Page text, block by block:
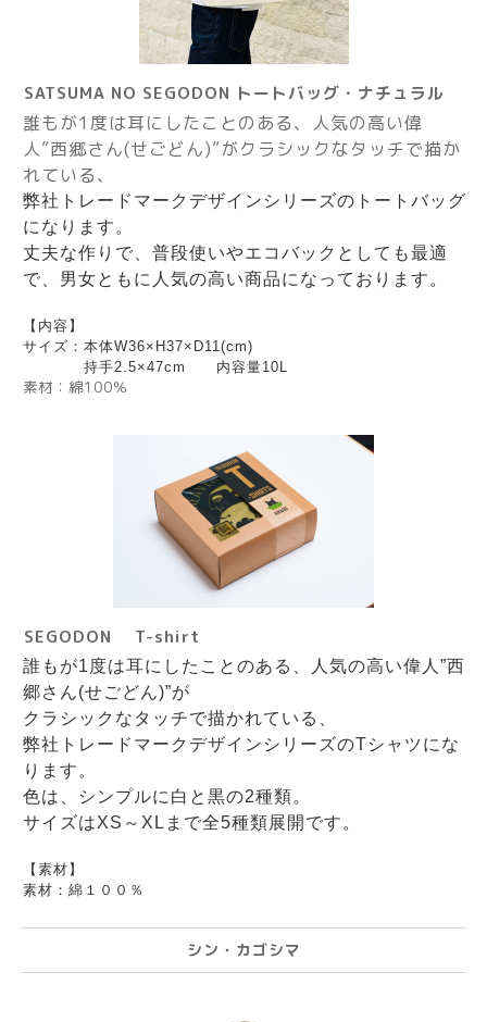
SATSUMA NO SEGODON トートバッグ・ナチュラル
誰もが1度は耳にしたことのある、人気の高い偉
人”西郷さん(せごどん)”がクラシックなタッチで描か
れている、
弊社トレードマークデザインシリーズのトートバッグ
になります。
丈夫な作りで、普段使いやエコバックとしても最適
で、男女ともに人気の高い商品になっております。
【内容】
サイズ：本体W36×H37×D11(cm)
持手2.5×47cm
内容量10L
素材：綿100％
SEGODON T-shirt
誰もが1度は耳にしたことのある、人気の高い偉人”西
郷さん(せごどん)”が
クラシックなタッチで描かれている、
弊社トレードマークデザインシリーズのTシャツにな
ります。
色は、シンプルに白と黒の2種類。
サイズはXS～XLまで全5種類展開です。
【素材】
素材：綿１００％
シン・カゴシマ